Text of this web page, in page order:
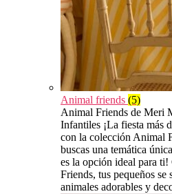
Animal friends (5)
Animal Friends de Meri
Infantiles ¡La fiesta más
con la colección Animal
buscas una temática
es la opción ideal para
Friends, tus pequeños
animales adorables y